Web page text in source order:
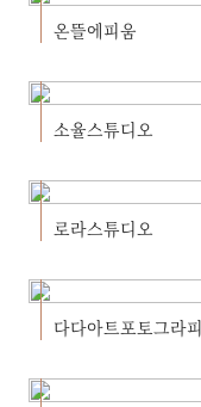
온뜰에피움
소율스튜디오
로라스튜디오
다다아트포토그라피